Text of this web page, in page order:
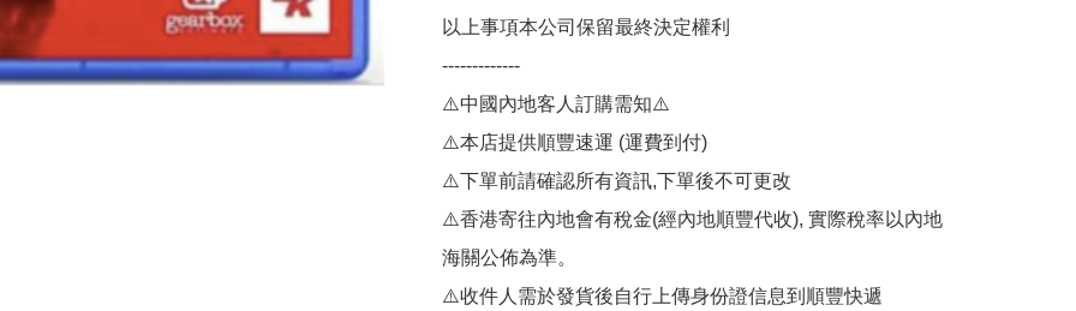
以上事項本公司保留最終決定權利
-------------
⚠️中國內地客人訂購需知⚠️
⚠️本店提供順豐速運 (運費到付)
⚠️下單前請確認所有資訊,下單後不可更改
⚠️香港寄往內地會有稅金(經內地順豐代收), 實際稅率以內地
海關公佈為準。
⚠️收件人需於發貨後自行上傳身份證信息到順豐快遞